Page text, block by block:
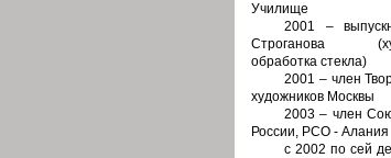
Училище
2001 –
Строганова
обработка стекла)
2001 – член
художников Москвы
2003 – член
России, РСО - Алания
с 2002 по сей